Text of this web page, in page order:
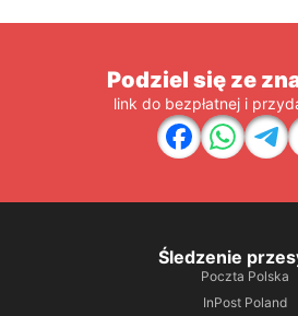
Podziel się ze
link do bezpłatnej i
Śledzenie
Poczta Polska
InPost Poland